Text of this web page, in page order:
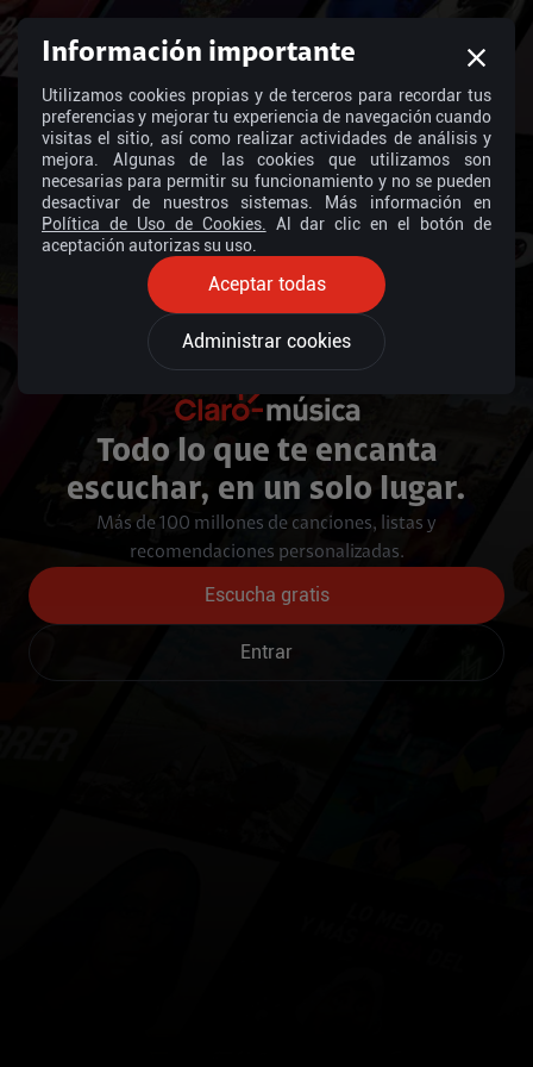
Todo lo que te encanta
escuchar, en un solo lugar.
Más de 100 millones de canciones, listas y
recomendaciones personalizadas.
Escucha gratis
Entrar
Información importante
Utilizamos cookies propias y de terceros para recordar tus
preferencias y mejorar tu experiencia de navegación cuando
visitas el sitio, así como realizar actividades de análisis y
mejora. Algunas de las cookies que utilizamos son
necesarias para permitir su funcionamiento y no se pueden
desactivar de nuestros sistemas. Más información en
Política de Uso de Cookies.
Al dar clic en el botón de
aceptación autorizas su uso.
Aceptar todas
Administrar cookies